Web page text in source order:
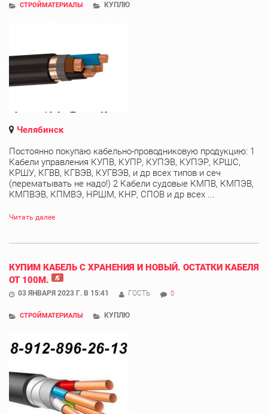
СТРОЙМАТЕРИАЛЫ КУПЛЮ
Челябинск
Постоянно покупаю кабельно-проводниковую продукцию: 1
Кабели управления КУПВ, КУПР, КУПЭВ, КУПЭР, КРШС,
КРШУ, КГВВ, КГВЭВ, КУГВЭВ, и др всех типов и сеч
(перематывать не надо!) 2 Кабели судовые КМПВ, КМПЭВ,
КМПВЭВ, КПМВЭ, НРШМ, КНР, СПОВ и др всех ...
Читать далее
КУПИМ КАБЕЛЬ С ХРАНЕНИЯ И НОВЫЙ. ОСТАТКИ КАБЕЛЯ
ОТ 100М.
03 ЯНВАРЯ 2023 Г. В 15:41 ГОСТЬ 0
СТРОЙМАТЕРИАЛЫ КУПЛЮ